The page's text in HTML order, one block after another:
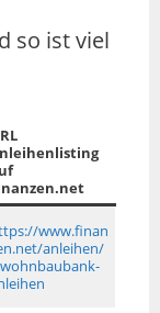
so ist viel
www.finan
anleihen/